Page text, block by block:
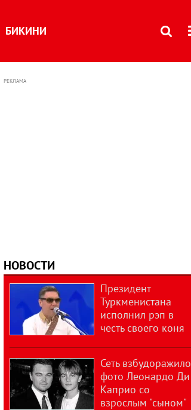
БИКИНИ
РЕКЛАМА
НОВОСТИ
Президент
Туркменистана
исполнил рэп в
честь своего коня
Сеть взбудоражило
фото Леонардо Ди
Каприо со
взрослым "сыном"